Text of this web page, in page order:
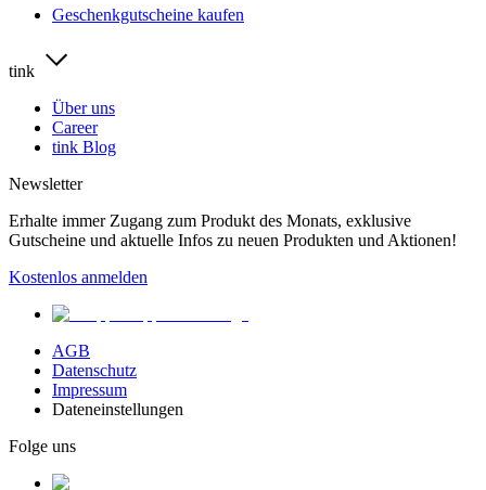
Geschenkgutscheine kaufen
tink
Über uns
Career
tink Blog
Newsletter
Erhalte immer Zugang zum Produkt des Monats, exklusive
Gutscheine und aktuelle Infos zu neuen Produkten und Aktionen!
Kostenlos anmelden
AGB
Datenschutz
Impressum
Dateneinstellungen
Folge uns